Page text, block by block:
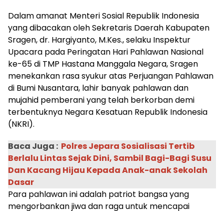
Dalam amanat Menteri Sosial Republik Indonesia
yang dibacakan oleh Sekretaris Daerah Kabupaten
Sragen, dr. Hargiyanto, M.Kes., selaku Inspektur
Upacara pada Peringatan Hari Pahlawan Nasional
ke-65 di TMP Hastana Manggala Negara, Sragen
menekankan rasa syukur atas Perjuangan Pahlawan
di Bumi Nusantara, lahir banyak pahlawan dan
mujahid pemberani yang telah berkorban demi
terbentuknya Negara Kesatuan Republik Indonesia
(NKRI).
Baca Juga : Polres Jepara Sosialisasi Tertib
Berlalu Lintas Sejak Dini, Sambil Bagi-Bagi Susu
Dan Kacang Hijau Kepada Anak-anak Sekolah
Dasar
Para pahlawan ini adalah patriot bangsa yang
mengorbankan jiwa dan raga untuk mencapai